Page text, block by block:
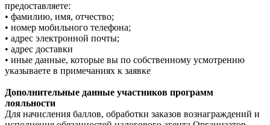
предоставляете:
• фамилию, имя, отчество;
• номер мобильного телефона;
• адрес электронной почты;
• адрес доставки
• иные данные, которые вы по собственному усмотрению
указываете в примечаниях к заявке
Дополнительные данные участников программ
лояльности
Для начисления баллов, обработки заказов вознаграждений и